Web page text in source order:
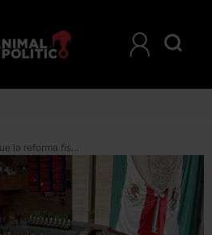
¿Por qué el PAN dice que la reforma fiscal es ‘tóxica’?